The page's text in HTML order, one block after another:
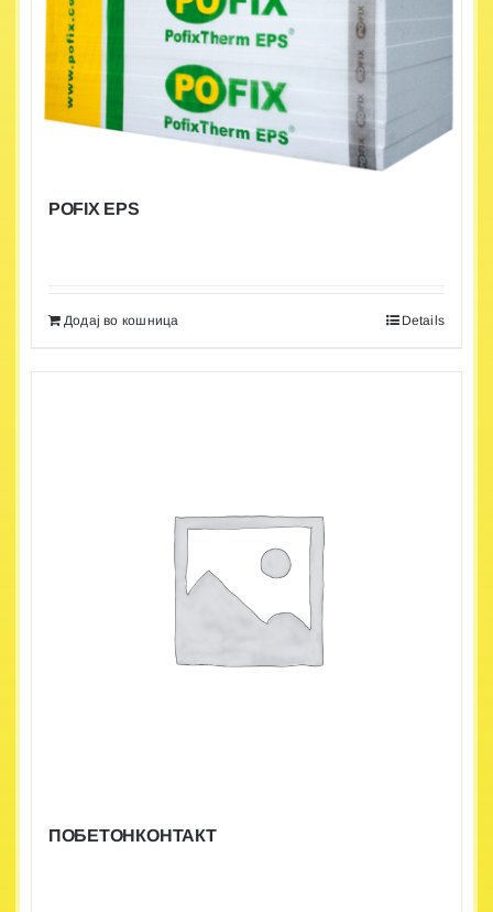
POFIX EPS
Додај во кошница Details
ПОБЕТОНКОНТАКТ